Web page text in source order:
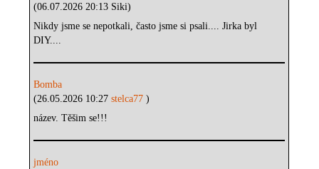
(06.07.2026 20:13 Siki)
Nikdy jsme se nepotkali, často jsme si psali.... Jirka byl
DIY....
Bomba
(26.05.2026 10:27stelca77)
název. Těšim se!!!
jméno